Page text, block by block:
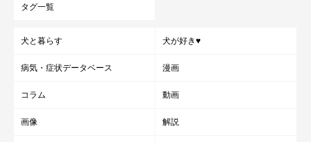
タグ一覧
犬と暮らす 犬が好き♥
病気・症状データベース 漫画
コラム 動画
画像 解説